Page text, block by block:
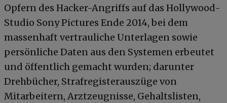
Opfern des Hacker-Angriffs auf das Hollywood-
Studio Sony Pictures Ende 2014, bei dem
massenhaft vertrauliche Unterlagen sowie
persönliche Daten aus den Systemen erbeutet
und öffentlich gemacht wurden; darunter
Drehbücher, Strafregisterauszüge von
Mitarbeitern, Arztzeugnisse, Gehaltslisten,